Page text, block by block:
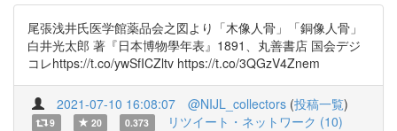
尾張浅井氏医学館薬品会之図より「木像人骨」「銅像人骨」
白井光太郎 著『日本博物學年表』1891、丸善書店 国会デジ
コレhttps://t.co/ywSfICZltv https://t.co/3QGzV4Znem
2021-07-10 16:08:07 @NIJL_collectors (投稿一覧)
9 20 0.373 リツイート・ネットワーク (10)